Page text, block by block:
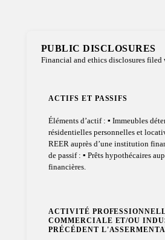
PUBLIC DISCLOSURES
Financial and ethics disclosures filed
ACTIFS ET PASSIFS
Éléments d’actif : ▪ Immeubles
résidentielles personnelles et
REER auprès d’une institution
de passif : ▪ Prêts hypothécaires
financières.
ACTIVITÉ
COMMERCIALE ET/OU
PRÉCÉDENT